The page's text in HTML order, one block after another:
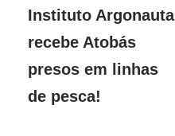
Instituto Argonauta
recebe Atobás
presos em linhas
de pesca!